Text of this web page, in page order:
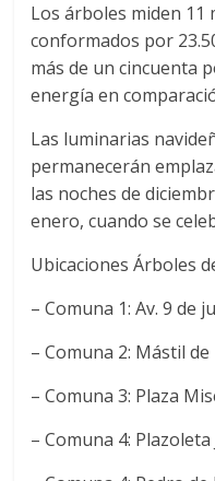
Los árboles miden 11
conformados por
más de un cincuenta
energía en
Las luminarias
permanecerán
las noches de
enero, cuando se
Ubicaciones Árboles
– Comuna 1: Av. 9 de
– Comuna 2: Mástil
– Comuna 3: Plaza
– Comuna 4: Plazoleta